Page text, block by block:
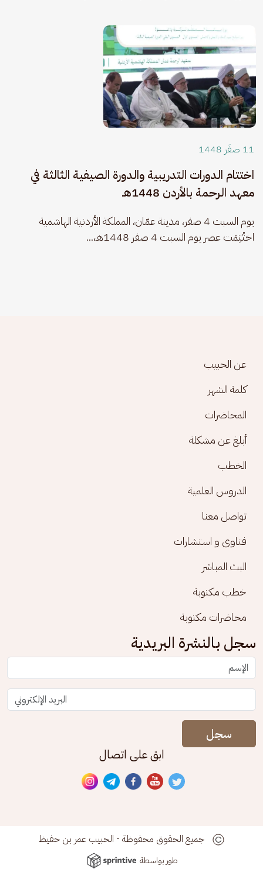
11 صفَر 1448
اختتام الدورات التدريبية والدورة الصيفية الثالثة في
معهد الرحمة بالأردن 1448هـ
يوم السبت 4 صفر، مدينة عمّان، المملكة الأردنية الهاشمية
اختُتِمَت عصر يوم السبت 4 صفر 1448هـ،...
Footer menu
عن الحبيب
كلمة الشهر
المحاضرات
أبلغ عن مشكلة
الخطب
الدروس العلمية
تواصل معنا
فتاوى و استشارات
البث المباشر
خطب مكتوبة
محاضرات مكتوبة
سجل بالنشرة البريدية
سجل
ابق على اتصال
جميع الحقوق محفوظة - الحبيب عمر بن حفيظ
طور بواسطة